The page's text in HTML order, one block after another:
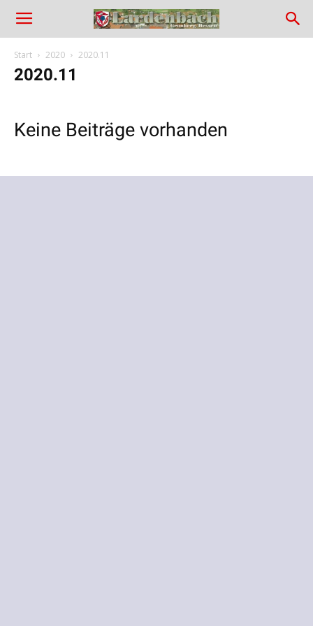
Lardenbach
Hessen
Start 2020 2020.11
2020.11
Keine Beiträge vorhanden